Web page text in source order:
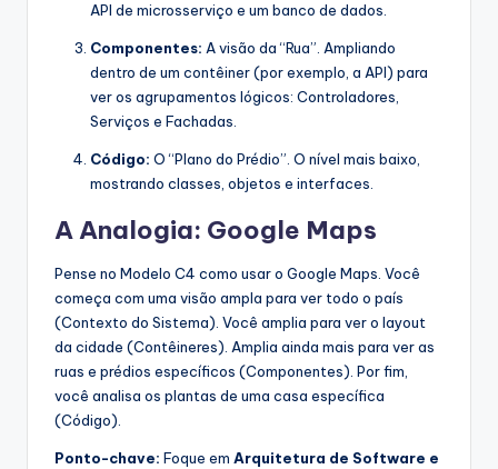
API de microsserviço e um banco de dados.
Componentes: A visão da “Rua”. Ampliando
dentro de um contêiner (por exemplo, a API) para
ver os agrupamentos lógicos: Controladores,
Serviços e Fachadas.
Código: O “Plano do Prédio”. O nível mais baixo,
mostrando classes, objetos e interfaces.
A Analogia: Google Maps
Pense no Modelo C4 como usar o Google Maps. Você
começa com uma visão ampla para ver todo o país
(Contexto do Sistema). Você amplia para ver o layout
da cidade (Contêineres). Amplia ainda mais para ver as
ruas e prédios específicos (Componentes). Por fim,
você analisa os plantas de uma casa específica
(Código).
Ponto-chave: Foque em Arquitetura de Software e